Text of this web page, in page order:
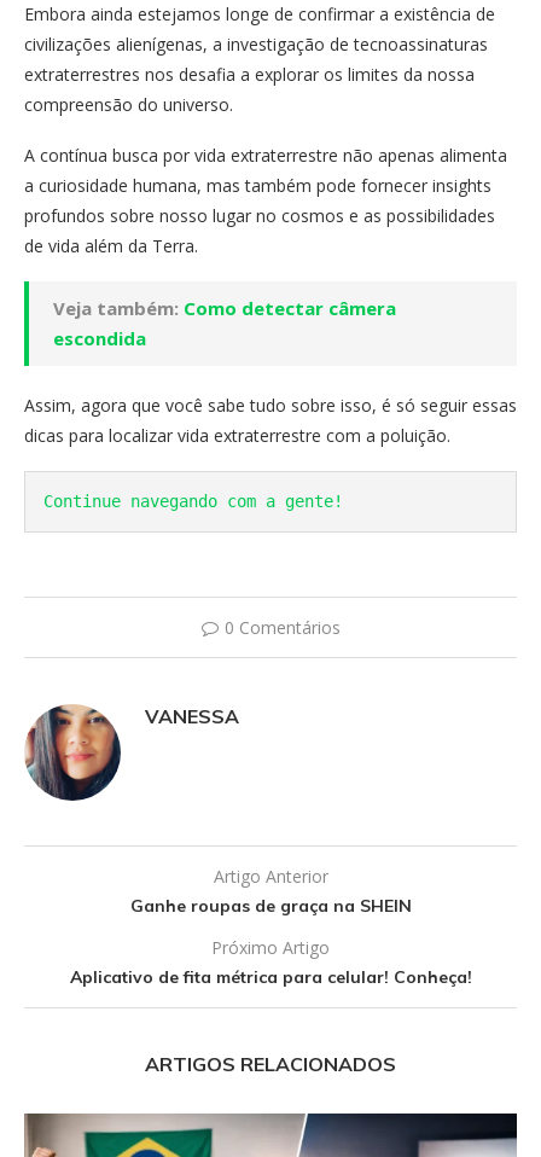
Embora ainda estejamos longe de confirmar a existência de
civilizações alienígenas, a investigação de tecnoassinaturas
extraterrestres nos desafia a explorar os limites da nossa
compreensão do universo.
A contínua busca por vida extraterrestre não apenas alimenta
a curiosidade humana, mas também pode fornecer insights
profundos sobre nosso lugar no cosmos e as possibilidades
de vida além da Terra.
Veja também: Como detectar câmera
escondida
Assim, agora que você sabe tudo sobre isso, é só seguir essas
dicas para localizar vida extraterrestre com a poluição.
Continue navegando com a gente!
0 Comentários
VANESSA
Artigo Anterior
Ganhe roupas de graça na SHEIN
Próximo Artigo
Aplicativo de fita métrica para celular! Conheça!
ARTIGOS RELACIONADOS